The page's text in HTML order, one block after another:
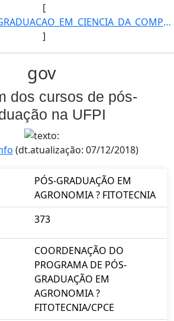
[
6: programa-POS-GRADUACAO_EM_CIENCIA_DA_COMPUTACAO-id_unidade-615-unidade-COORDENACAO_DO_PROGRAMA_DE_PO]
]
gov
dos cursos de pós-
na UFPI
(dt.atualização: 07/12/2018)
PÓS-GRADUAÇÃO EM
AGRONOMIA ? FITOTECNIA
373
COORDENAÇÃO DO
PROGRAMA DE PÓS-
GRADUAÇÃO EM
AGRONOMIA ?
FITOTECNIA/CPCE